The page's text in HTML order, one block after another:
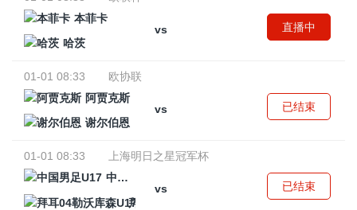
本菲卡
vs
哈茨
直播中
01-01 08:33
欧协联
阿贾克斯
vs
谢尔伯恩
已结束
01-01 08:33
上海明日之星冠军杯
中国男足U17
vs
拜耳04勒沃库森U17
已结束